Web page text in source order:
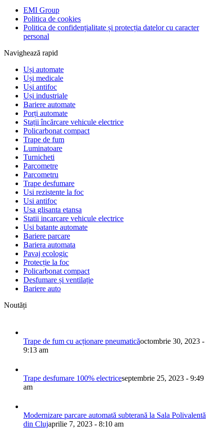
EMI Group
Politica de cookies
Politica de confidențialitate și protecția datelor cu caracter
personal
Navighează rapid
Uși automate
Uși medicale
Uși antifoc
Uși industriale
Bariere automate
Porți automate
Stații încărcare vehicule electrice
Policarbonat compact
Trape de fum
Luminatoare
Turnicheti
Parcometre
Parcometru
Trape desfumare
Usi rezistente la foc
Usi antifoc
Usa glisanta etansa
Statii incarcare vehicule electrice
Usi batante automate
Bariere parcare
Bariera automata
Pavaj ecologic
Protecție la foc
Policarbonat compact
Desfumare și ventilație
Bariere auto
Noutăți
Trape de fum cu acționare pneumaticăoctombrie 30, 2023 -
9:13 am
Trape desfumare 100% electriceseptembrie 25, 2023 - 9:49
am
Modernizare parcare automată subterană la Sala Polivalentă
din Clujaprilie 7, 2023 - 8:10 am